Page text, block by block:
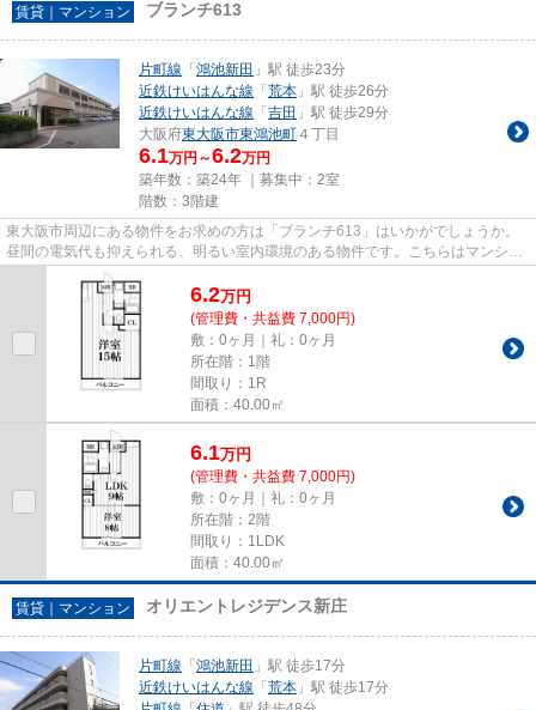
賃貸｜マンション ブランチ613
片町線 「 鴻池新田 」駅 徒歩23分
近鉄けいはんな線 「 荒本 」駅 徒歩26分
近鉄けいはんな線 「 吉田 」駅 徒歩29分
大阪府東大阪市東鴻池町 ４丁目
6.1万円～6.2万円
築年数：築24年 ｜募集中： 2室
階数：3階建
東大阪市周辺にある物件をお求めの方は「ブランチ613」はいかがでしょうか。
昼間の電気代も抑えられる、明るい室内環境のある物件です。こちらはマンショ
ンタイプになります。敷地内に...
6.2万円
(管理費・共益費 7,000円)
敷：0ヶ月｜礼：0ヶ月
所在階：1階
間取り：1R
面積：40.00㎡
6.1万円
(管理費・共益費 7,000円)
敷：0ヶ月｜礼：0ヶ月
所在階：2階
間取り：1LDK
面積：40.00㎡
賃貸｜マンション オリエントレジデンス新庄
片町線 「 鴻池新田 」駅 徒歩17分
近鉄けいはんな線 「 荒本 」駅 徒歩17分